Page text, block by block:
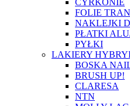
FOLIE
NAKLEJKI
PŁATKI
PYŁKI
LAKIERY
BOSKA
BRUSH UP!
CLARESA
NTN